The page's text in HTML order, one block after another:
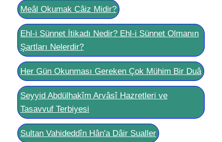
Meâl Okumak Câiz Midir?
Ehl-i Sünnet İtikadı Nedir? Ehl-i Sünnet Olmanın
Şartları Nelerdir?
Her Gün Okunması Gereken Çok Mühim Bir Duâ
Seyyid Abdülhakîm Arvâsî Hazretleri ve
Tasavvuf Terbiyesi
Sultan Vahideddîn Hân'a Dâir Sualler